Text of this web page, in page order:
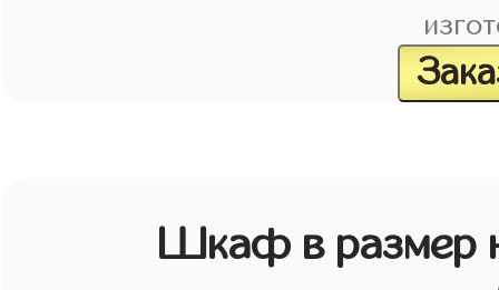
Шкаф в размер